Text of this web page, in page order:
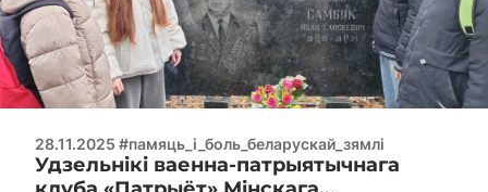
28.11.2025 #памяць_і_боль_беларускай_зямлі
Удзельнікі ваенна-патрыятычнага